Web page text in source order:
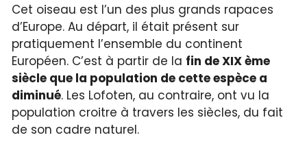
Cet oiseau est l’un des plus grands rapaces
d’Europe. Au départ, il était présent sur
pratiquement l’ensemble du continent
Européen. C’est à partir de la fin de XIX ème
siècle que la population de cette espèce a
diminué. Les Lofoten, au contraire, ont vu la
population croitre à travers les siècles, du fait
de son cadre naturel.